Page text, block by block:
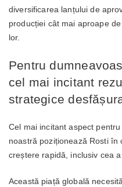
diversificarea lanțului de
producției cât mai aproape
lor.
Pentru
cel mai incitant
strategice
Cel mai incitant aspect
noastră poziționează Rosti
creștere rapidă, inclusiv cea
Această piață globală